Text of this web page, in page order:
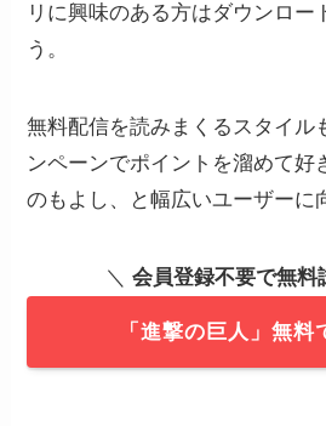
リに興味のある方はダウンロー
う。
無料配信を読みまくるスタイル
ンペーンでポイントを溜めて好
のもよし、と幅広いユーザーに
＼ 会員登録不要で無料
「進撃の巨人」無料